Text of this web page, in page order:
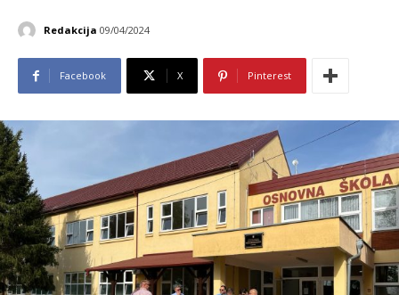
Redakcija 09/04/2024
Facebook X Pinterest